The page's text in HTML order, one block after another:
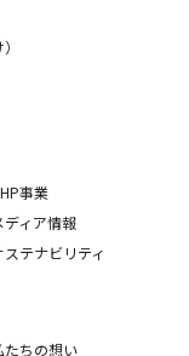
事業
ディア情報
ステナビリティ
たちの想い